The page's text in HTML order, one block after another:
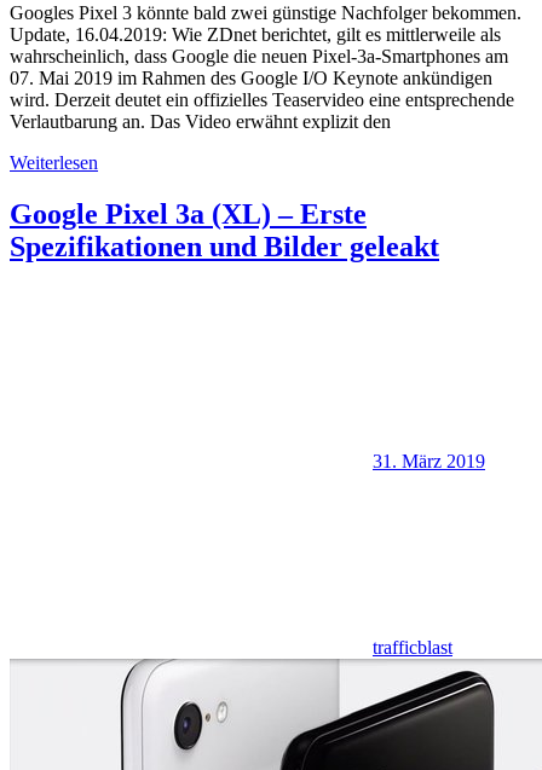
Googles Pixel 3 könnte bald zwei günstige Nachfolger bekommen.
Update, 16.04.2019: Wie ZDnet berichtet, gilt es mittlerweile als
wahrscheinlich, dass Google die neuen Pixel-3a-Smartphones am
07. Mai 2019 im Rahmen des Google I/O Keynote ankündigen
wird. Derzeit deutet ein offizielles Teaservideo eine entsprechende
Verlautbarung an. Das Video erwähnt explizit den
Weiterlesen
Google Pixel 3a (XL) – Erste
Spezifikationen und Bilder geleakt
31. März 2019
trafficblast